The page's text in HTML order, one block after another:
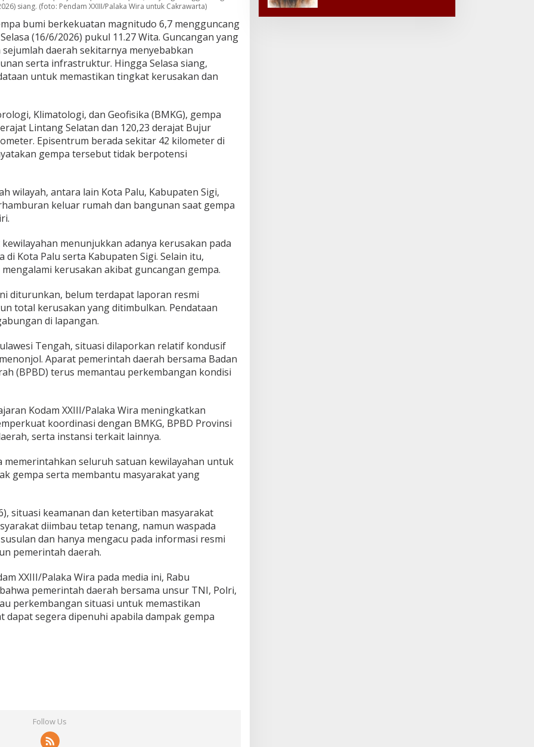
siang. (foto: Pendam XXIII/Palaka Wira untuk Cakrawarta)
bumi berkekuatan magnitudo 6,7 mengguncang
(16/6/2026) pukul 11.27 Wita. Guncangan yang
daerah sekitarnya menyebabkan
serta infrastruktur. Hingga Selasa siang,
untuk memastikan tingkat kerusakan dan
Klimatologi, dan Geofisika (BMKG), gempa
Lintang Selatan dan 120,23 derajat Bujur
Episentrum berada sekitar 42 kilometer di
gempa tersebut tidak berpotensi
wilayah, antara lain Kota Palu, Kabupaten Sigi,
keluar rumah dan bangunan saat gempa
menunjukkan adanya kerusakan pada
Kota Palu serta Kabupaten Sigi. Selain itu,
kerusakan akibat guncangan gempa.
diturunkan, belum terdapat laporan resmi
total kerusakan yang ditimbulkan. Pendataan
di lapangan.
Tengah, situasi dilaporkan relatif kondusif
Aparat pemerintah daerah bersama Badan
(BPBD) terus memantau perkembangan kondisi
Kodam XXIII/Palaka Wira meningkatkan
koordinasi dengan BMKG, BPBD Provinsi
serta instansi terkait lainnya.
memerintahkan seluruh satuan kewilayahan untuk
gempa serta membantu masyarakat yang
situasi keamanan dan ketertiban masyarakat
diimbau tetap tenang, namun waspada
dan hanya mengacu pada informasi resmi
pemerintah daerah.
XXIII/Palaka Wira pada media ini, Rabu
pemerintah daerah bersama unsur TNI, Polri,
perkembangan situasi untuk memastikan
segera dipenuhi apabila dampak gempa
Follow Us